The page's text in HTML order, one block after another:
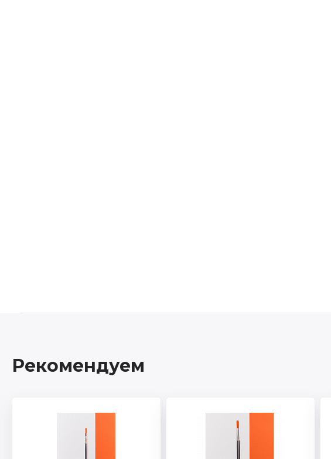
Рекомендуем
Артикул: SP10K
Торговая марка: Эдельвейс
Смотреть все характеристики